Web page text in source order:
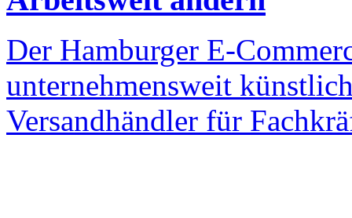
Der Hamburger E-
unternehmensweit
Versandhändler für